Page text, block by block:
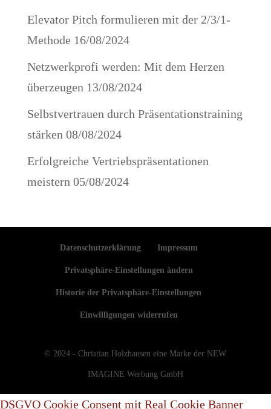
Elevator Pitch formulieren mit der 2/3/1-
Methode 16/08/2024
Netzwerkprofi werden: Mit dem Herzen
überzeugen 13/08/2024
Selbstvertrauen durch Präsentationstraining
stärken 08/08/2024
Erfolgreiche Vertriebspräsentationen
meistern 05/08/2024
Datenschutzerklärung Impressum
Privatsphäre-Einstellungen ändern
Historie der Privatsphäre-Einstellungen
Einwilligungen widerrufen
© 2024 - Christian Holzhausen eine Marke der NEW
IMAGINE Werbung GmbH
DSGVO Cookie Consent mit Real Cookie Banner